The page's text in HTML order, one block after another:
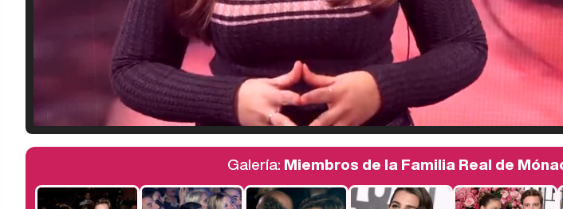
Galería: Miembros de la Familia Real de